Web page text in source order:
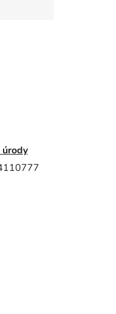
úrody